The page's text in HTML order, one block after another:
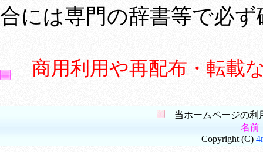
合には専門の辞書等で必
商用利用や再配布・転載
当ホームページの利
名前
Copyright (C)